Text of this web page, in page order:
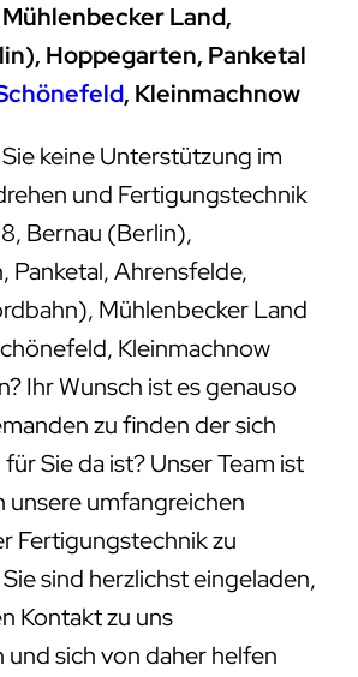
Land,
Hoppegarten, Panketal
, Kleinmachnow
keine Unterstützung im
und Fertigungstechnik
Bernau (Berlin),
Panketal, Ahrensfelde,
Mühlenbecker Land
Kleinmachnow
Ihr Wunsch ist es genauso
zu finden der sich
Sie da ist? Unser Team ist
unsere umfangreichen
Fertigungstechnik zu
sind herzlichst eingeladen,
Kontakt zu uns
sich von daher helfen